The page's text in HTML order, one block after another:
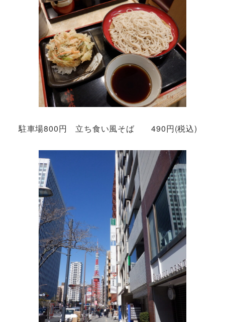
駐車場800円 立ち食い風そば 490円(税込)